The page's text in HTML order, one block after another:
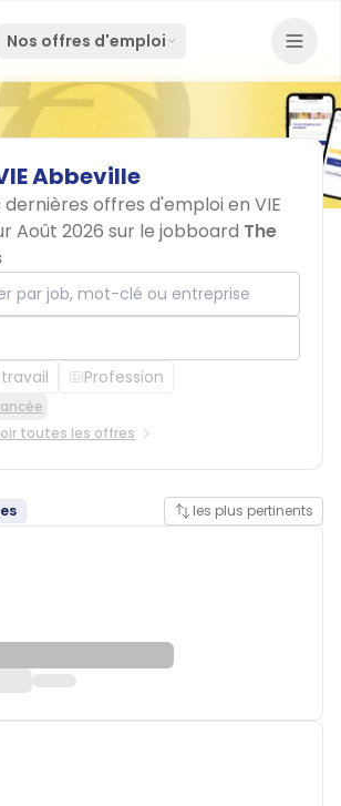
Nos offres d'emploi
Abbeville
offres d'emploi en VIE
Août 2026 sur le jobboard The
job, mot-clé ou entreprise
Profession
toutes les offres
les plus pertinents